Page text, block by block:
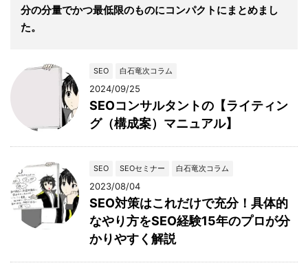
分の分量でかつ最低限のものにコンパクトにまとめまし
た。
SEO 白石竜次コラム
2024/09/25
SEOコンサルタントの【ライティン
グ（構成案）マニュアル】
SEO SEOセミナー 白石竜次コラム
2023/08/04
SEO対策はこれだけで充分！具体的
なやり方をSEO経験15年のプロが分
かりやすく解説